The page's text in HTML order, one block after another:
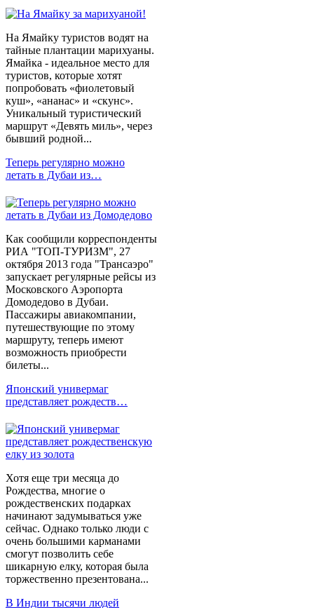
На Ямайку туристов водят на
тайные плантации марихуаны.
Ямайка - идеальное место для
туристов, которые хотят
попробовать «фиолетовый
куш», «ананас» и «скунс».
Уникальный туристический
маршрут «Девять миль», через
бывший родной...
Теперь регулярно можно
летать в Дубаи из…
Как сообщили корреспонденты
РИА "ТОП-ТУРИЗМ", 27
октября 2013 года "Трансаэро"
запускает регулярные рейсы из
Московского Аэропорта
Домодедово в Дубаи.
Пассажиры авиакомпании,
путешествующие по этому
маршруту, теперь имеют
возможность приобрести
билеты...
Японский универмаг
представляет рождеств…
Хотя еще три месяца до
Рождества, многие о
рождественских подарках
начинают задумываться уже
сейчас. Однако только люди с
очень большими карманами
смогут позволить себе
шикарную елку, которая была
торжественно презентована...
В Индии тысячи людей